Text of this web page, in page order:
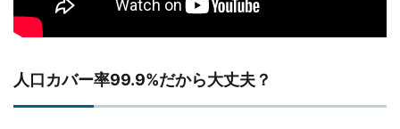
人口カバー率99.9%だから大丈夫？